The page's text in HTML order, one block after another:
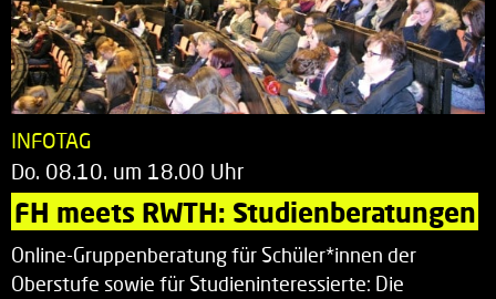
INFOTAG
Do. 08.10. um 18.00 Uhr
FH meets RWTH: Studienberatungen
Online-Gruppenberatung für Schüler*innen der
Oberstufe sowie für Studieninteressierte: Die